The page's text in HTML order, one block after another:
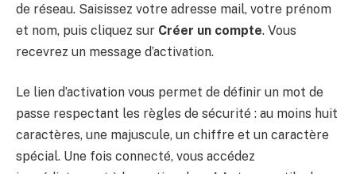
de réseau. Saisissez votre adresse mail, votre prénom
et nom, puis cliquez sur Créer un compte. Vous
recevrez un message d’activation.
Le lien d’activation vous permet de définir un mot de
passe respectant les règles de sécurité : au moins huit
caractères, une majuscule, un chiffre et un caractère
spécial. Une fois connecté, vous accédez